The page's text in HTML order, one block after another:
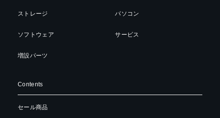
ストレージ
ソフトウェア
増設パーツ
パソコン
サービス
Contents
セール商品